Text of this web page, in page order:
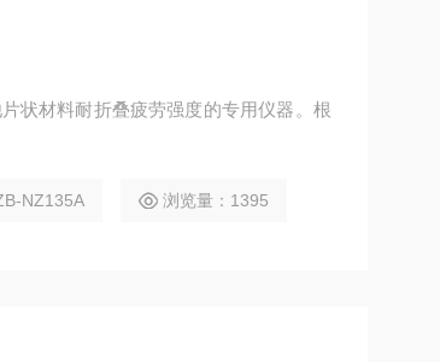
状材料耐折叠疲劳强度的专用仪器。根
NZ135A 浏览量：1395